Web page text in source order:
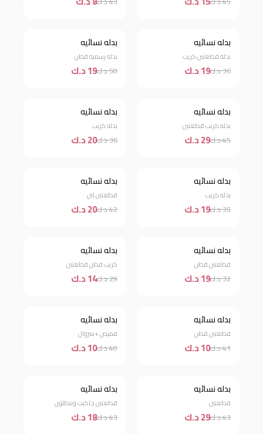
خصم 47%
بدله نسائيه
بدله قطعتين كريب
36 د.ك 19 د.ك
خصم 62%
بدله نسائيه
بدله رسميه قطن
50 د.ك 19 د.ك
خصم 36%
بدله نسائيه
بدله كريب قطعتين
45 د.ك 29 د.ك
خصم 44%
بدله نسائيه
بدله كريب
36 د.ك 20 د.ك
خصم 46%
بدله نسائيه
بدله كريب
35 د.ك 19 د.ك
خصم 52%
بدله نسائيه
قطعتين لنن
42 د.ك 20 د.ك
خصم 41%
بدله نسائيه
قطعتين قطن
32 د.ك 19 د.ك
خصم 52%
بدله نسائيه
كريب قطن قطعتين
29 د.ك 14 د.ك
خصم 76%
بدله نسائيه
قطعتين قطن
41 د.ك 10 د.ك
خصم 75%
بدله نسائيه
قميص +سروال
40 د.ك 10 د.ك
خصم 33%
بدله نسائيه
قطعتين
43 د.ك 29 د.ك
خصم 58%
بدله نسائيه
قطعتين جاكيت وبنطلون
43 د.ك 18 د.ك